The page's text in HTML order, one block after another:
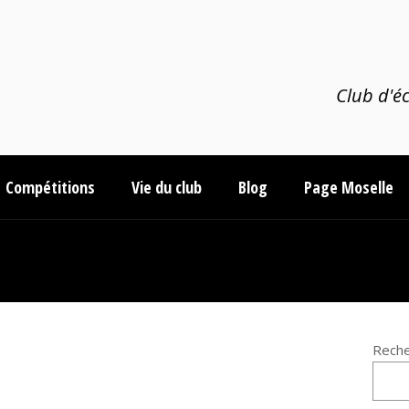
Club
Compétitions Vie du club Blog Page Moselle